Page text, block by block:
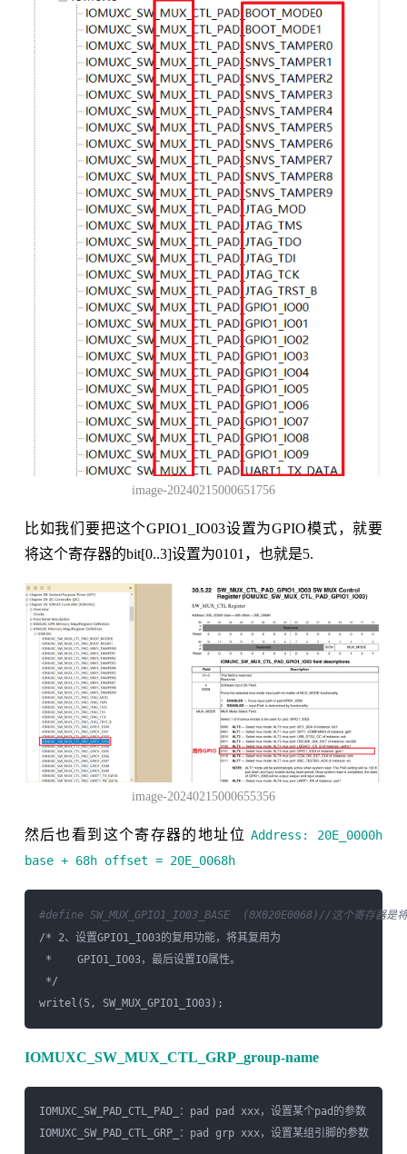
image-20240215000651756
比如我们要把这个GPIO1_IO03设置为GPIO模式，就要
将这个寄存器的bit[0..3]设置为0101，也就是5.
image-20240215000655356
然后也看到这个寄存器的地址位 Address: 20E_0000h
base + 68h offset = 20E_0068h
#define SW_MUX_GPIO1_IO03_BASE  (0X020E0068)//这个寄存器是
/* 2、设置GPIO1_IO03的复用功能，将其复用为
*    GPIO1_IO03，最后设置IO属性。
*/
IOMUXC_SW_MUX_CTL_GRP_group-name
IOMUXC_SW_PAD_CTL_PAD_
：pad pad xxx，设置某个pad的参数
IOMUXC_SW_PAD_CTL_GRP_
：pad grp xxx，设置某组引脚的参数